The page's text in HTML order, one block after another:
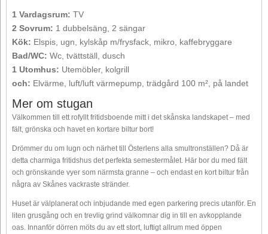
1 Vardagsrum: TV
2 Sovrum: 1 dubbelsäng, 2 sängar
Kök: Elspis, ugn, kylskåp m/frysfack, mikro, kaffebryggare
Bad/WC: Wc, tvättställ, dusch
1 Utomhus: Utemöbler, kolgrill
och: Elvärme, luft/luft värmepump, trädgård 100 m², på landet
Mer om stugan
Välkommen till ett rofyllt fritidsboende mitt i det skånska landskapet – med
fält, grönska och havet en kortare biltur bort!
Drömmer du om lugn och närhet till Österlens alla smultronställen? Då är
detta charmiga fritidshus det perfekta semestermålet. Här bor du med fält
och grönskande vyer som närmsta granne – och endast en kort biltur från
några av Skånes vackraste stränder.
Huset är välplanerat och inbjudande med egen parkering precis utanför. En
liten grusgång och en trevlig grind välkomnar dig in till en avkopplande
oas. Innanför dörren möts du av ett stort, luftigt allrum med öppen